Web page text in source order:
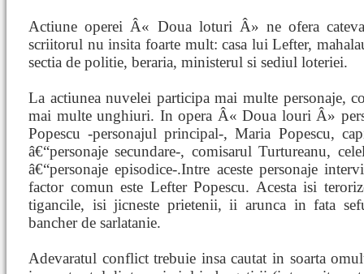
Actiune operei Â« Doua loturi Â» ne ofera cateva
scriitorul nu insita foarte mult: casa lui Lefter,
sectia de politie, beraria, ministerul si sediul loteriei.
La actiunea nuvelei participa mai multe personaje,
mai multe unghiuri. In opera Â« Doua louri Â»
Popescu -personajul principal-, Maria Popescu,
â€“personaje secundare-, comisarul Turtureanu,
â€“personaje episodice-.Intre aceste personaje
factor comun este Lefter Popescu. Acesta isi
tigancile, isi jicneste prietenii, ii arunca in fata
bancher de sarlatanie.
Adevaratul conflict trebuie insa cautat in soarta